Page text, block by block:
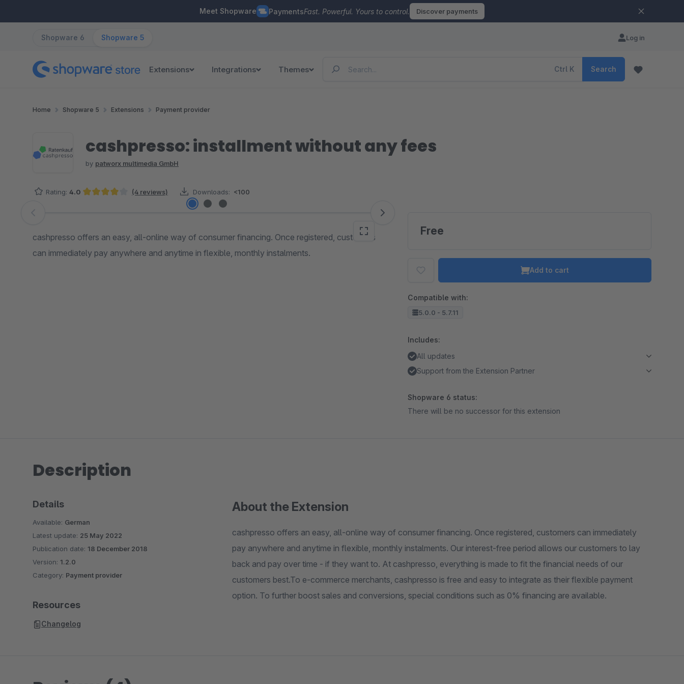
Meet Shopware PaymentsFast. Powerful. Yours to control. Discover payments
Shopware 6 Shopware 5 Log in
Extensions Integrations Themes Ctrl K Search
Home Shopware 5 Extensions Payment provider
cashpresso: installment without any fees
by patworx multimedia GmbH
Rating: 4.0 (4 reviews) Downloads: <100
Skip image gallery
cashpresso offers an easy, all-online way of consumer financing. Once registered, customers
can immediately pay anywhere and anytime in flexible, monthly instalments.
Free
Add to cart
Compatible with:
5.0.0 - 5.7.11
Includes:
All updates
Support from the Extension Partner
Shopware 6 status:
There will be no successor for this extension
Description
About the Extension
cashpresso offers an easy, all-online way of consumer financing. Once registered, customers can immediately
pay anywhere and anytime in flexible, monthly instalments. Our interest-free period allows our customers to lay
back and pay over time - if they want to. At cashpresso, everything is made to fit the financial needs of our
customers best.To e-commerce merchants, cashpresso is free and easy to integrate as their flexible payment
option. To further boost sales and conversions, special conditions such as 0% financing are available.
Details
Available: German
Latest update: 25 May 2022
Publication date: 18 December 2018
Version: 1.2.0
Category: Payment provider
Resources
Changelog